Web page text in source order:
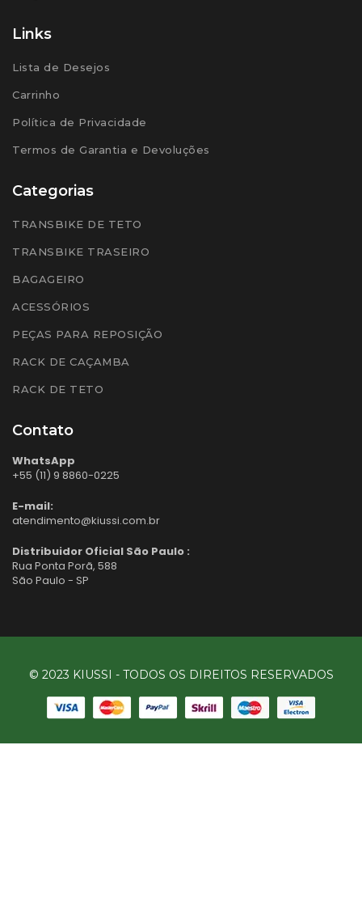
Links
Lista de Desejos
Carrinho
Política de Privacidade
Termos de Garantia e Devoluções
Categorias
TRANSBIKE DE TETO
TRANSBIKE TRASEIRO
BAGAGEIRO
ACESSÓRIOS
PEÇAS PARA REPOSIÇÃO
RACK DE CAÇAMBA
RACK DE TETO
Contato
WhatsApp
+55 (11) 9 8860-0225
E-mail:
atendimento@kiussi.com.br
Distribuidor Oficial São Paulo :
Rua Ponta Porã, 588
São Paulo - SP
© 2023 KIUSSI - TODOS OS DIREITOS RESERVADOS